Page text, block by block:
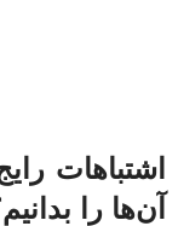
اشتباهات
آن‌ها را بدانیم؟ (6